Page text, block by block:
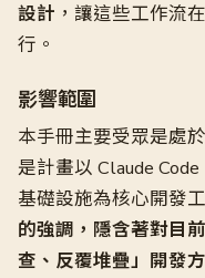
設計 ，讓這些工作流
行。
影響範圍
本手冊主要受眾是處
是計畫以 Claude
基礎設施為核心開發
的強調，隱含著對目
查、反覆堆疊」開發